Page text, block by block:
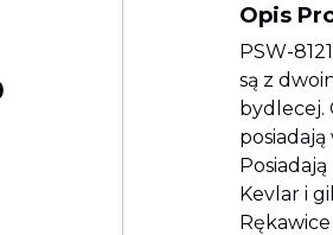
Opis
PSW-
są z
bydlecej.
Kevlar i